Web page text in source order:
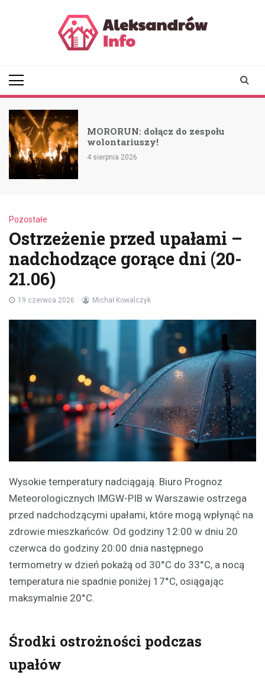
MORORUN: dołącz do zespołu
wolontariuszy!
4 sierpnia 2026
Pozostałe
Ostrzeżenie przed upałami –
nadchodzące gorące dni (20-
21.06)
19 czerwca 2026 Michał Kowalczyk
Wysokie temperatury nadciągają. Biuro Prognoz
Meteorologicznych IMGW-PIB w Warszawie ostrzega
przed nadchodzącymi upałami, które mogą wpłynąć na
zdrowie mieszkańców. Od godziny 12:00 w dniu 20
czerwca do godziny 20:00 dnia następnego
termometry w dzień pokażą od 30°C do 33°C, a nocą
temperatura nie spadnie poniżej 17°C, osiągając
maksymalnie 20°C.
Środki ostrożności podczas
upałów